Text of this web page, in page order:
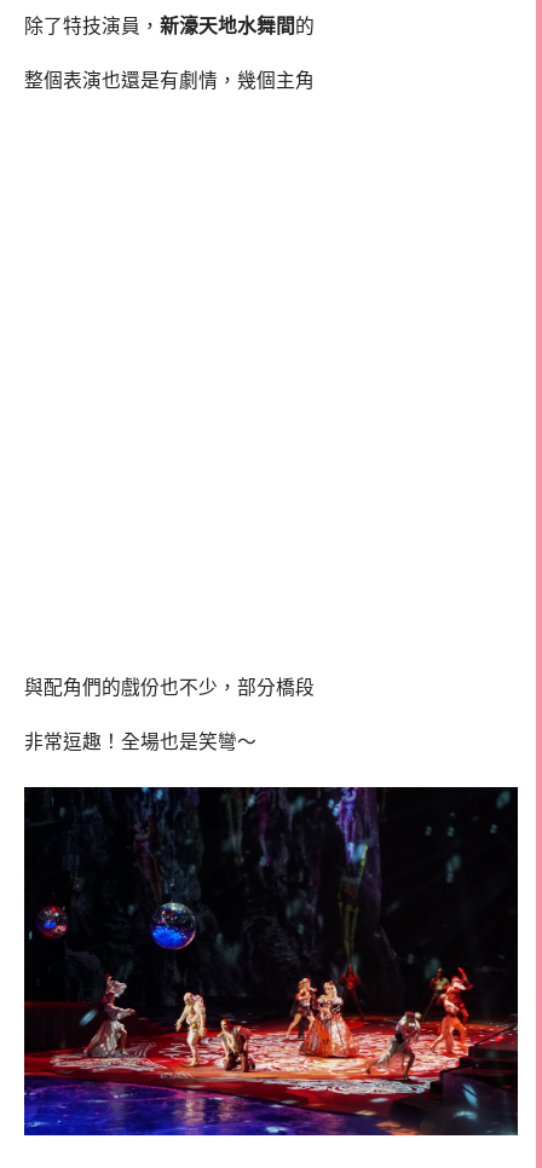
除了特技演員， 新濠天地水舞間的
整個表演也還是有劇情，幾個主角
與配角們的戲份也不少，部分橋段
非常逗趣！全場也是笑彎～